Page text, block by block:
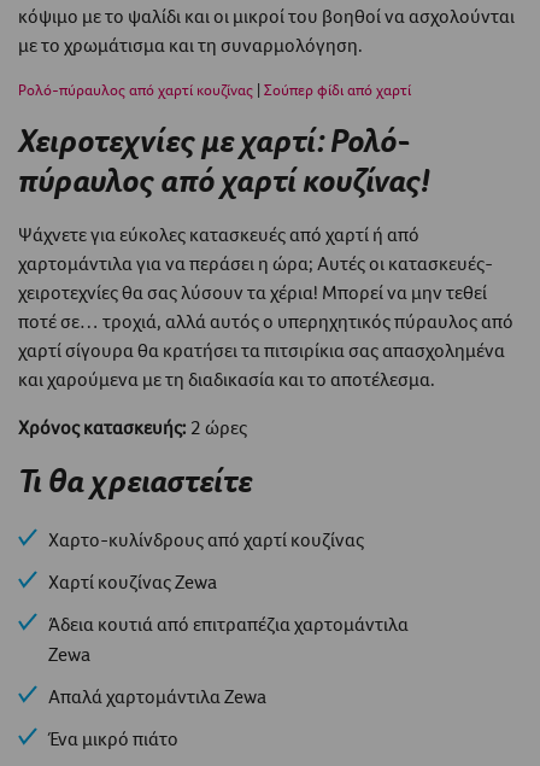
κόψιμο με το ψαλίδι και οι μικροί του βοηθοί να ασχολούνται
με το χρωμάτισμα και τη συναρμολόγηση.
Ρολό-πύραυλος από χαρτί κουζίνας | Σούπερ φίδι από χαρτί
Χειροτεχνίες με χαρτί: Ρολό-
πύραυλος από χαρτί κουζίνας!
Ψάχνετε για εύκολες κατασκευές από χαρτί ή από
χαρτομάντιλα για να περάσει η ώρα; Αυτές οι κατασκευές-
χειροτεχνίες θα σας λύσουν τα χέρια! Μπορεί να μην τεθεί
ποτέ σε… τροχιά, αλλά αυτός ο υπερηχητικός πύραυλος από
χαρτί σίγουρα θα κρατήσει τα πιτσιρίκια σας απασχολημένα
και χαρούμενα με τη διαδικασία και το αποτέλεσμα.
Χρόνος κατασκευής: 2 ώρες
Τι θα χρειαστείτε
Χαρτο-κυλίνδρους από χαρτί κουζίνας
Χαρτί κουζίνας Zewa
Άδεια κουτιά από επιτραπέζια χαρτομάντιλα
Zewa
Απαλά χαρτομάντιλα Zewa
Ένα μικρό πιάτο